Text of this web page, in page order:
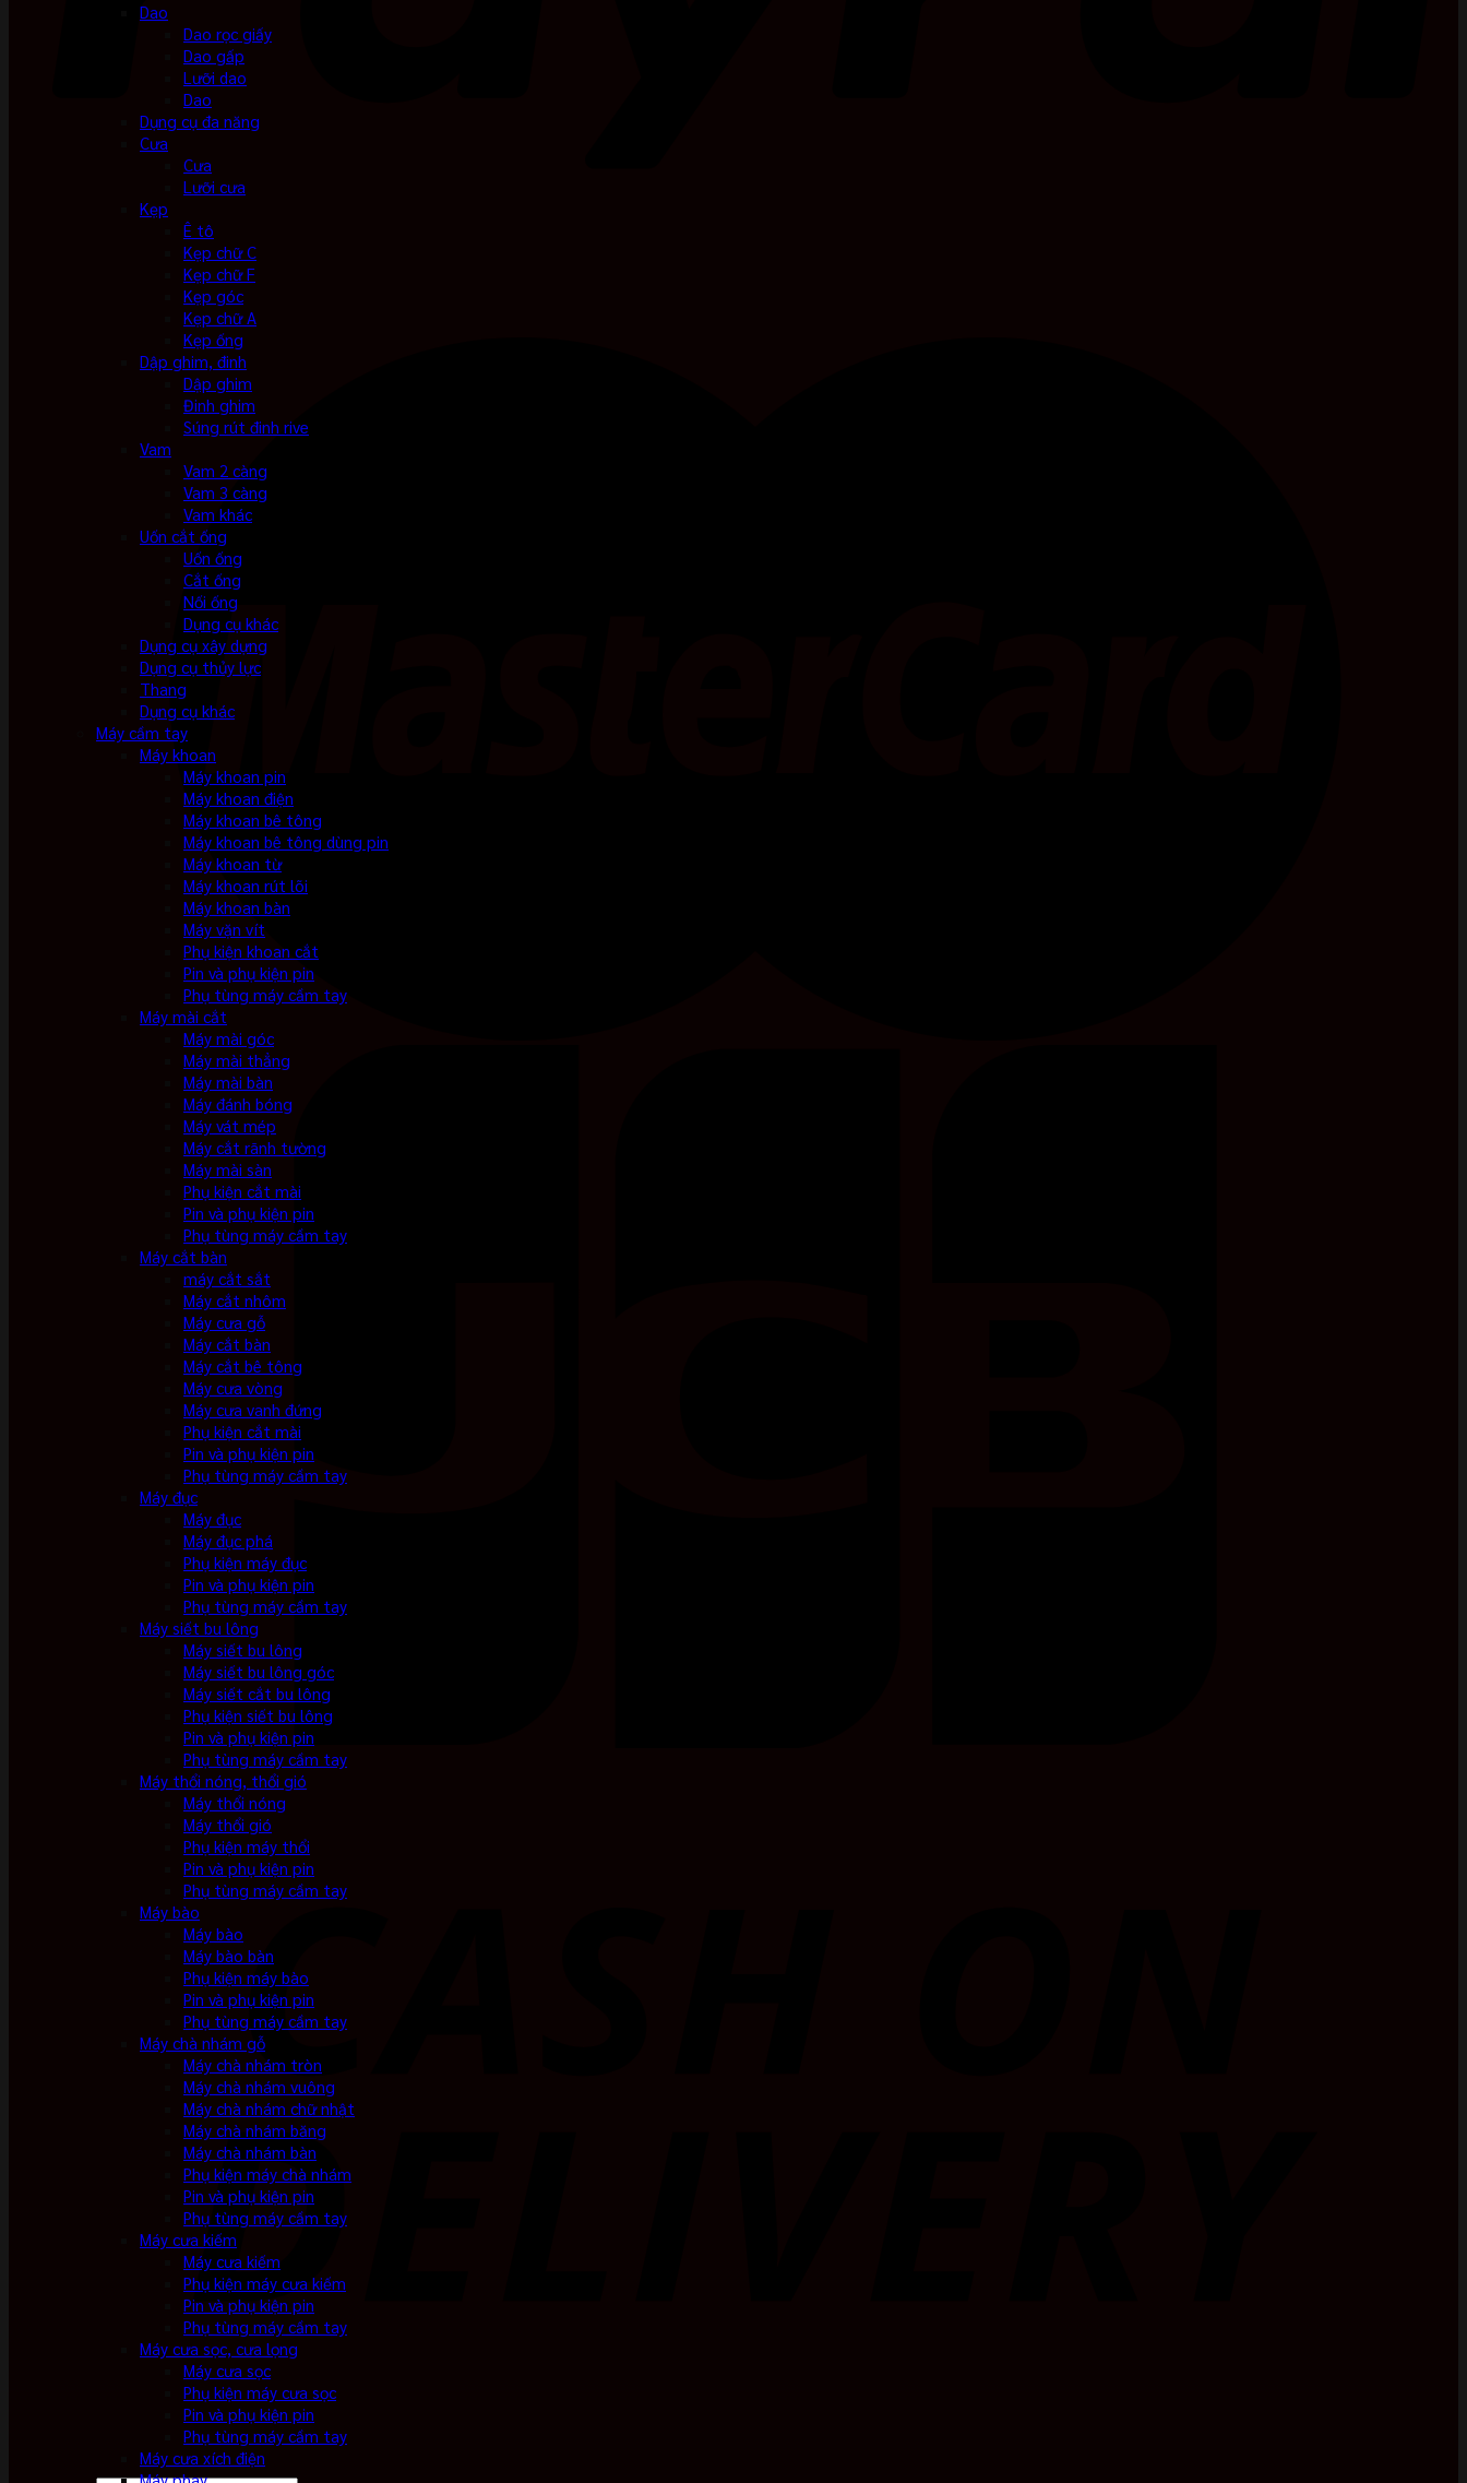
Dao
Dao rọc giấy
Dao gấp
Lưỡi dao
Dao
Dụng cụ đa năng
Cưa
Cưa
Lưỡi cưa
Kẹp
Ê tô
Kẹp chữ C
Kẹp chữ F
Kẹp góc
Kẹp chữ A
Kẹp ống
Dập ghim, đinh
Dập ghim
Đinh ghim
Súng rút đinh rive
Vam
Vam 2 càng
Vam 3 càng
Vam khác
Uốn cắt ống
Uốn ống
Cắt ống
Nối ống
Dụng cụ khác
Dụng cụ xây dựng
Dụng cụ thủy lực
Thang
Dụng cụ khác
Máy cầm tay
Máy khoan
Máy khoan pin
Máy khoan điện
Máy khoan bê tông
Máy khoan bê tông dùng pin
Máy khoan từ
Máy khoan rút lõi
Máy khoan bàn
Máy vặn vít
Phụ kiện khoan cắt
Pin và phụ kiện pin
Phụ tùng máy cầm tay
Máy mài cắt
Máy mài góc
Máy mài thẳng
Máy mài bàn
Máy đánh bóng
Máy vát mép
Máy cắt rãnh tường
Máy mài sàn
Phụ kiện cắt mài
Pin và phụ kiện pin
Phụ tùng máy cầm tay
Máy cắt bàn
máy cắt sắt
Máy cắt nhôm
Máy cưa gỗ
Máy cắt bàn
Máy cắt bê tông
Máy cưa vòng
Máy cưa vanh đứng
Phụ kiện cắt mài
Pin và phụ kiện pin
Phụ tùng máy cầm tay
Máy đục
Máy đục
Máy đục phá
Phụ kiện máy đục
Pin và phụ kiện pin
Phụ tùng máy cầm tay
Máy siết bu lông
Máy siết bu lông
Máy siết bu lông góc
Máy siết cắt bu lông
Phụ kiện siết bu lông
Pin và phụ kiện pin
Phụ tùng máy cầm tay
Máy thổi nóng, thổi gió
Máy thổi nóng
Máy thổi gió
Phụ kiện máy thổi
Pin và phụ kiện pin
Phụ tùng máy cầm tay
Máy bào
Máy bào
Máy bào bàn
Phụ kiện máy bào
Pin và phụ kiện pin
Phụ tùng máy cầm tay
Máy chà nhám gỗ
Máy chà nhám tròn
Máy chà nhám vuông
Máy chà nhám chữ nhật
Máy chà nhám băng
Máy chà nhám bàn
Phụ kiện máy chà nhám
Pin và phụ kiện pin
Phụ tùng máy cầm tay
Máy cưa kiếm
Máy cưa kiếm
Phụ kiện máy cưa kiếm
Pin và phụ kiện pin
Phụ tùng máy cầm tay
Máy cưa sọc, cưa lọng
Máy cưa sọc
Phụ kiện máy cưa sọc
Pin và phụ kiện pin
Phụ tùng máy cầm tay
Máy cưa xích điện